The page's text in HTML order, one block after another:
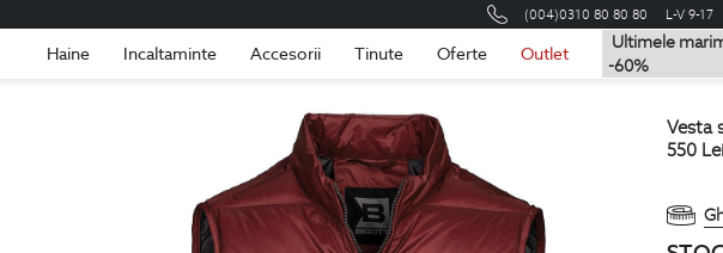
(004)0310 80 80 80 L-V 9-17
Haine Incaltaminte Accesorii Tinute Oferte Outlet
Ultimele
-60%
Romania Romana
550